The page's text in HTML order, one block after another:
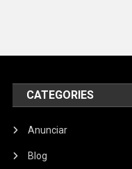
CATEGORIES
Anunciar
Blog